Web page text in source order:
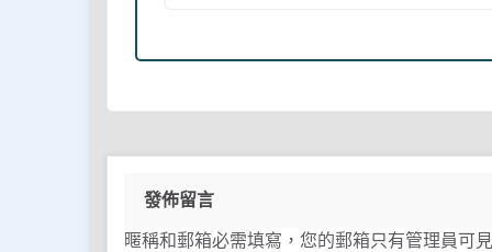
發佈留言
暱稱和郵箱必需填寫，您的郵箱只有管理員可